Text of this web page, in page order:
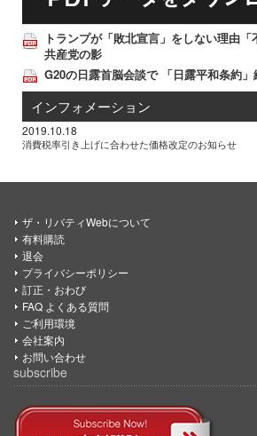
トランプが「敗北宣言」をしない理由
共産党の影
G20の日露首脳会談で 「日露平和条約
インフォメーション
2019.10.18
消費税率引き上げに合わせた価格改定のお知らせ
ザ・リバティWebについて
有料購読
退会
プライバシーポリシー
訂正・おわび
FAQ よくある質問
ご利用環境
会社案内
お問い合わせ
subscribe